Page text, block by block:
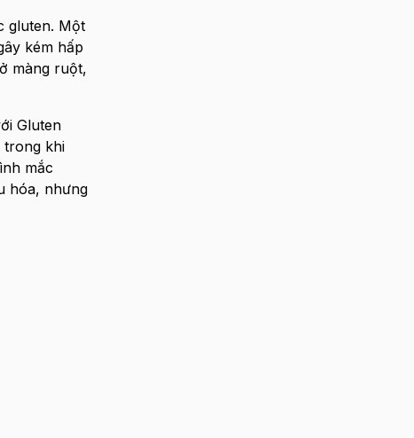
gluten. Một
kém hấp
màng ruột,
Gluten
trong khi
mắc
hóa, nhưng